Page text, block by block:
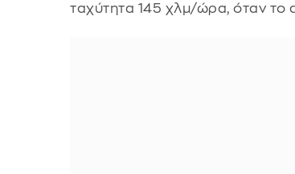
ταχύτητα 145 χλμ/ώρα, όταν το